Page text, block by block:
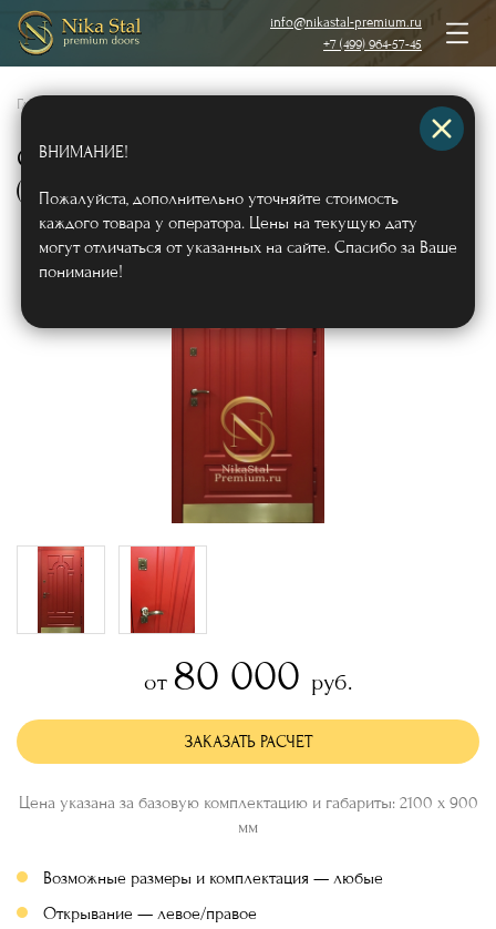
info@nikastal-premium.ru
+7 (499) 964-57-45
Главная Двери с отделкой МДФ
Стальная дверь «термо» МДФ RAL
(красный) с отбойной пластиной
от 80 000 руб.
ЗАКАЗАТЬ РАСЧЕТ
Цена указана за базовую комплектацию и габариты: 2100 х 900
мм
Возможные размеры и комплектация — любые
Открывание — левое/правое
ВНИМАНИЕ!
Пожалуйста, дополнительно уточняйте стоимость
каждого товара у оператора. Цены на текущую дату
могут отличаться от указанных на сайте. Спасибо за Ваше
понимание!